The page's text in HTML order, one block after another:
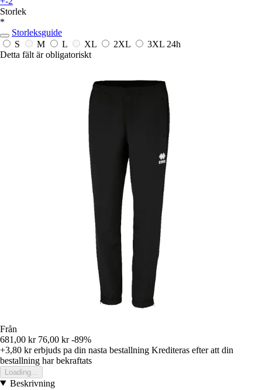
Storlek
*
Storleksguide
S
M L XL 2XL 3XL 24h
Detta fält är obligatoriskt
Från
681,00 kr 76,00 kr -89%
+3,80 krerbjuds pa din nasta bestallning Krediteras efter att din
bestallning har bekraftats
Loading...
Beskrivning